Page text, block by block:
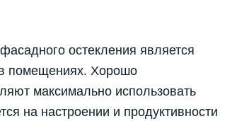
остекления является
в помещениях. Хорошо
максимально использовать
на настроении и продуктивности